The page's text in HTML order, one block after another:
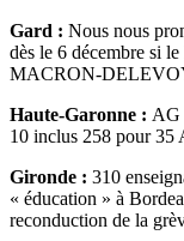
Gard : Nous nous
dès le 6 décembre si
MACRON-
Haute-Garonne : AG
10 inclus 258 pour 35
Gironde : 310
« éducation » à
reconduction de la